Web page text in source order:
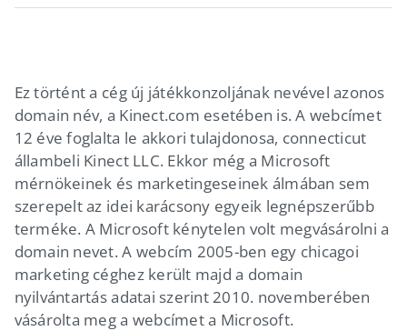
Ez történt a cég új játékkonzoljának nevével azonos
domain név, a Kinect.com esetében is. A webcímet
12 éve foglalta le akkori tulajdonosa, connecticut
állambeli Kinect LLC. Ekkor még a Microsoft
mérnökeinek és marketingeseinek álmában sem
szerepelt az idei karácsony egyeik legnépszerűbb
terméke. A Microsoft kénytelen volt megvásárolni a
domain nevet. A webcím 2005-ben egy chicagoi
marketing céghez került majd a domain
nyilvántartás adatai szerint 2010. novemberében
vásárolta meg a webcímet a Microsoft.